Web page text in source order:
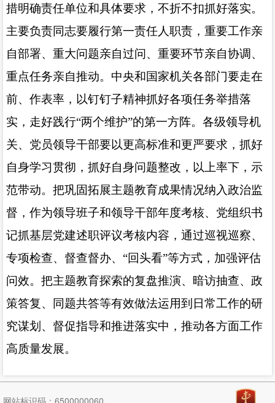
措明确责任单位和具体要求，不折不扣抓好落实。
主要负责同志要履行第一责任人职责，重要工作亲
自部署、重大问题亲自过问、重要环节亲自协调、
重点任务亲自推动。中央和国家机关各部门要走在
前、作表率，以钉钉子精神抓好各项任务举措落
实，走好践行“两个维护”的第一方阵。各级领导机
关、党员领导干部要以更高标准和更严要求，抓好
自身学习贯彻，抓好自身问题整改，以上率下，示
范带动。把巩固拓展主题教育成果情况纳入政治监
督，作为领导班子和领导干部年度考核、党组织书
记抓基层党建述职评议考核内容，通过巡视巡察、
专项检查、督查督办、“回头看”等方式，加强评估
问效。把主题教育探索的复盘推演、暗访抽查、政
策答复、同题共答等有效做法运用到日常工作的研
究谋划、督促指导和推进落实中，推动各方面工作
高质量发展。
网站标识码：6500000060